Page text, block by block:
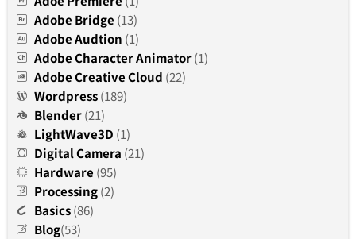
Adobe Bridge (13)
Adobe Audtion (1)
Adobe Character Animator(1)
Adobe Creative Cloud (22)
Wordpress(189)
Blender(21)
LightWave3D (1)
Digital Camera (21)
Hardware (95)
Processing(2)
Basics(86)
Blog(53)